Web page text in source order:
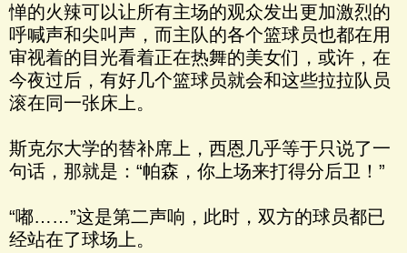
惮的火辣可以让所有主场的观众发出更加激烈的
呼喊声和尖叫声，而主队的各个篮球员也都在用
审视着的目光看着正在热舞的美女们，或许，在
今夜过后，有好几个篮球员就会和这些拉拉队员
滚在同一张床上。
斯克尔大学的替补席上，西恩几乎等于只说了一
句话，那就是：“帕森，你上场来打得分后卫！”
“嘟……”这是第二声响，此时，双方的球员都已
经站在了球场上。